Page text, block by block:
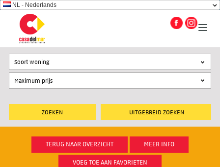
NL - Nederlands
UITGEBREID ZOEKEN
Soort woning
TERUG NAAR OVERZICHT MEER INFO
VOEG TOE AAN FAVORIETEN